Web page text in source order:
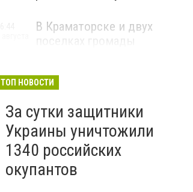
В Краматорске и двух
опасных районов
ТОП НОВОСТИ
За сутки защитники
Украины уничтожили
1340 российских
окупантов